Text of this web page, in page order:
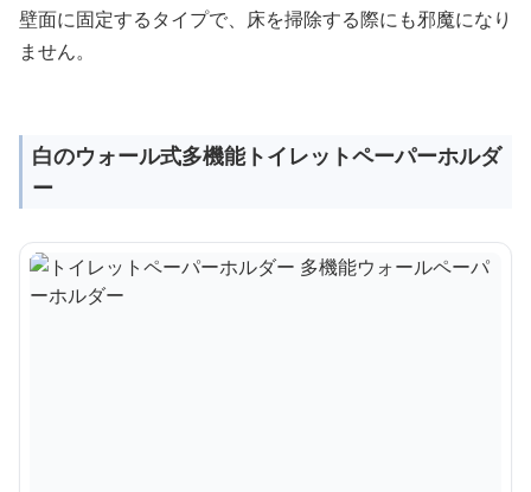
壁面に固定するタイプで、床を掃除する際にも邪魔になり
ません。
白のウォール式多機能トイレットペーパーホルダ
ー